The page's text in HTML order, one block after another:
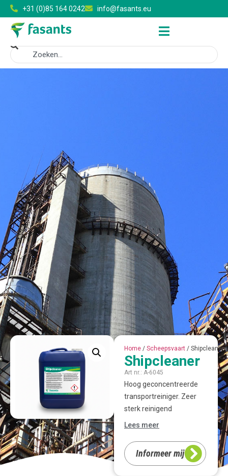
+31 (0)85 164 0242 info@fasants.eu
Home / Scheepsvaart / Shipcleaner
Shipcleaner
Art nr.: A-6045
Hoog geconcentreerde
transportreiniger. Zeer
sterk reinigend
vermogen, matig
voor de verwijdering van
straatvuil en
Lees meer
Informeer mij